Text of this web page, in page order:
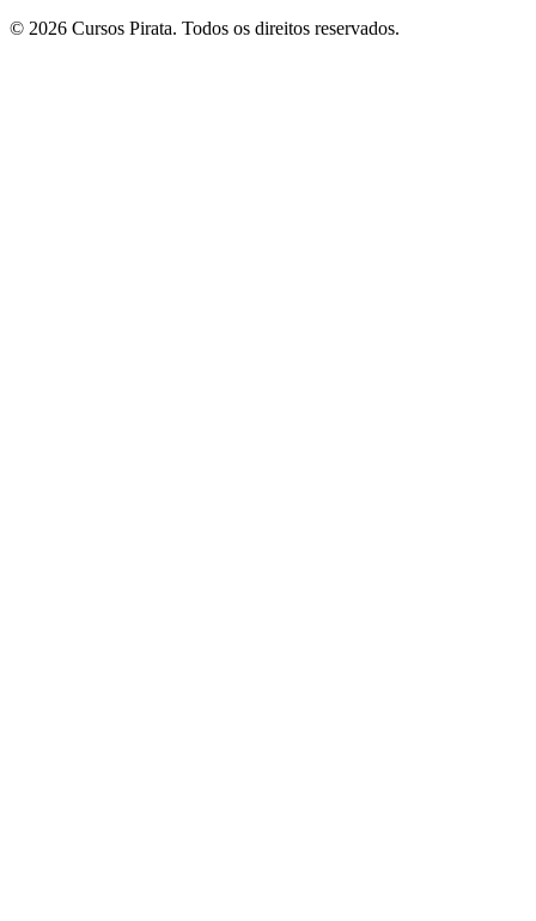
© 2026 Cursos Pirata. Todos os direitos reservados.